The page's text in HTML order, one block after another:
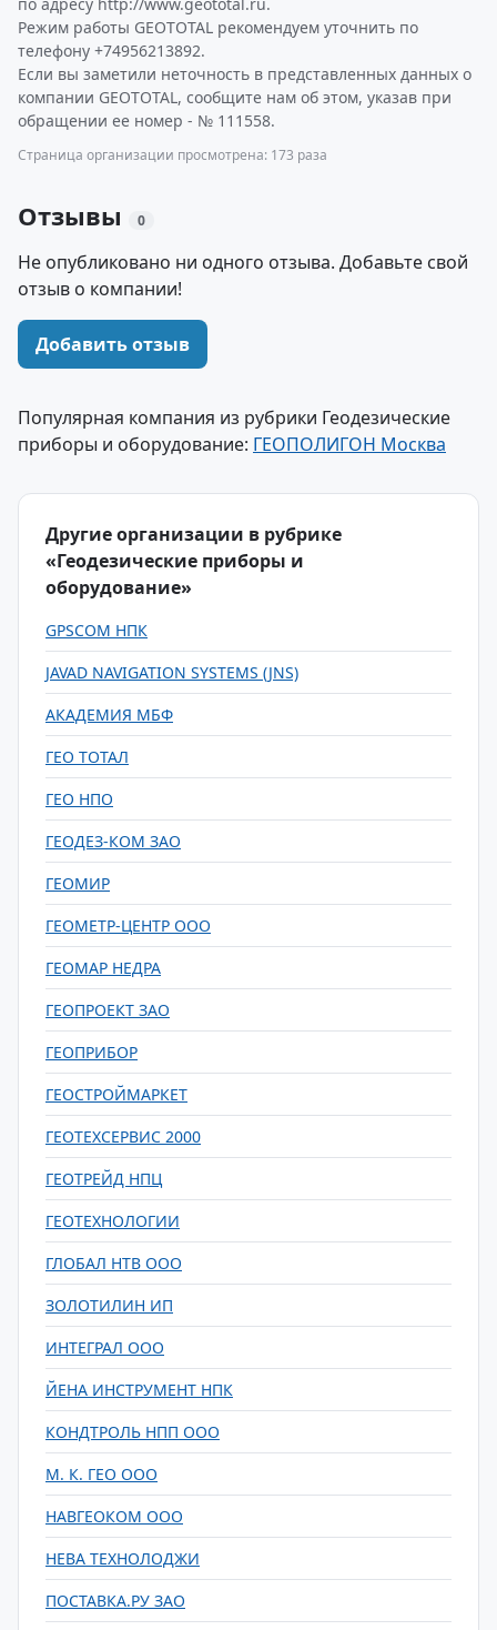
Режим работы GEOTOTAL рекомендуем уточнить по
телефону +74956213892.
Если вы заметили неточность в представленных данных о
компании GEOTOTAL, сообщите нам об этом, указав при
обращении ее номер - № 111558.
Страница организации просмотрена: 173 раза
Отзывы 0
Не опубликовано ни одного отзыва. Добавьте свой
отзыв о компании!
Добавить отзыв
Популярная компания из рубрики Геодезические
приборы и оборудование: ГЕОПОЛИГОН Москва
Другие организации в рубрике
«Геодезические приборы и
оборудование»
GPSCOM НПК
JAVAD NAVIGATION SYSTEMS (JNS)
АКАДЕМИЯ МБФ
ГЕО ТОТАЛ
ГЕО НПО
ГЕОДЕЗ-КОМ ЗАО
ГЕОМИР
ГЕОМЕТР-ЦЕНТР ООО
ГЕОМАР НЕДРА
ГЕОПРОЕКТ ЗАО
ГЕОПРИБОР
ГЕОСТРОЙМАРКЕТ
ГЕОТЕХСЕРВИС 2000
ГЕОТРЕЙД НПЦ
ГЕОТЕХНОЛОГИИ
ГЛОБАЛ НТВ ООО
ЗОЛОТИЛИН ИП
ИНТЕГРАЛ ООО
ЙЕНА ИНСТРУМЕНТ НПК
КОНДТРОЛЬ НПП ООО
М. К. ГЕО ООО
НАВГЕОКОМ ООО
НЕВА ТЕХНОЛОДЖИ
ПОСТАВКА.РУ ЗАО